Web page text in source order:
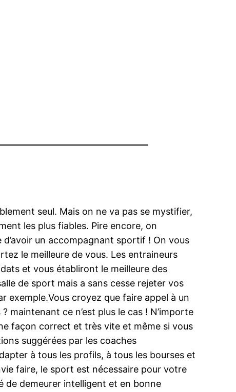
seul. Mais on ne va pas se mystifier,
les plus fiables. Pire encore, on
un accompagnant sportif ! On vous
le meilleure de vous. Les entraineurs
et vous établiront le meilleure des
de sport mais a sans cesse rejeter vos
exemple.Vous croyez que faire appel à un
ce n’est plus le cas ! N’importe
façon correct et très vite et même si vous
suggérées par les coaches
à tous les profils, à tous les bourses et
faire, le sport est nécessaire pour votre
de demeurer intelligent et en bonne